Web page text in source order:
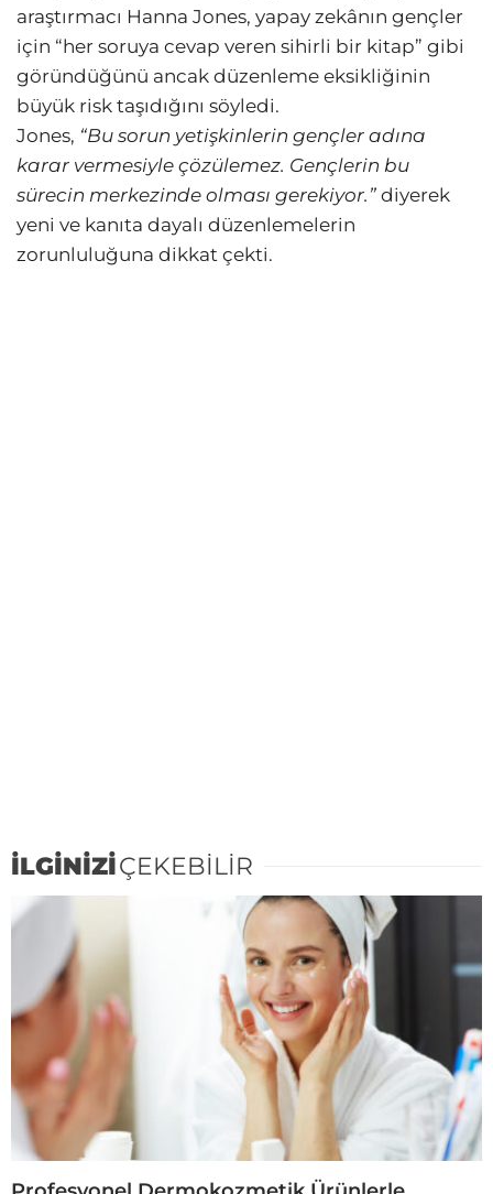
araştırmacı Hanna Jones, yapay zekânın gençler
için “her soruya cevap veren sihirli bir kitap” gibi
göründüğünü ancak düzenleme eksikliğinin
büyük risk taşıdığını söyledi.
Jones, “Bu sorun yetişkinlerin gençler adına
karar vermesiyle çözülemez. Gençlerin bu
sürecin merkezinde olması gerekiyor.” diyerek
yeni ve kanıta dayalı düzenlemelerin
zorunluluğuna dikkat çekti.
İLGİNİZİÇEKEBİLİR